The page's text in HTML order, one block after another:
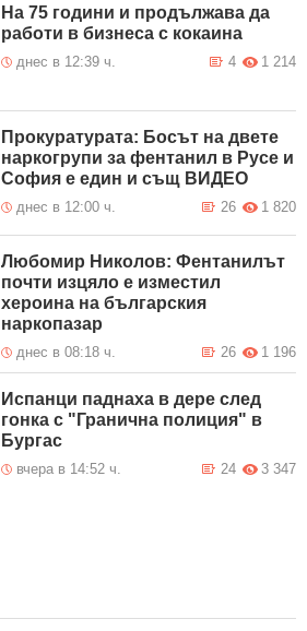
На 75 години и продължава да
работи в бизнеса с кокаина
днес в 12:39 ч. 1 214
4
Прокуратурата: Босът на двете
наркогрупи за фентанил в Русе и
София е един и същ ВИДЕО
днес в 12:00 ч. 1 820
26
Любомир Николов: Фентанилът
почти изцяло е изместил
хероина на българския
наркопазар
днес в 08:18 ч. 1 196
26
Испанци паднаха в дере след
гонка с "Гранична полиция" в
Бургас
вчера в 14:52 ч. 3 347
24